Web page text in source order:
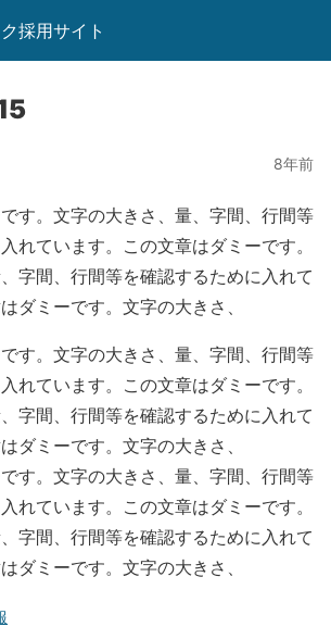
採用サイト
8年前
す。文字の大きさ、量、字間、行間等
れています。この文章はダミーです。
字間、行間等を確認するために入れて
ダミーです。文字の大きさ、
す。文字の大きさ、量、字間、行間等
れています。この文章はダミーです。
字間、行間等を確認するために入れて
ダミーです。文字の大きさ、
す。文字の大きさ、量、字間、行間等
れています。この文章はダミーです。
字間、行間等を確認するために入れて
ダミーです。文字の大きさ、